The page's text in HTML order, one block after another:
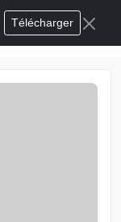
Télécharger